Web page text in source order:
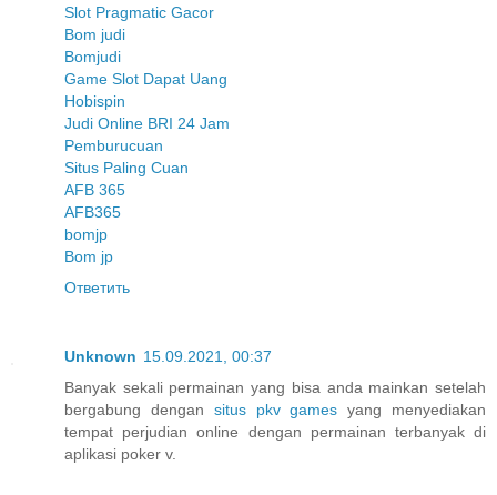
Slot Pragmatic Gacor
Bom judi
Bomjudi
Game Slot Dapat Uang
Hobispin
Judi Online BRI 24 Jam
Pemburucuan
Situs Paling Cuan
AFB 365
AFB365
bomjp
Bom jp
Ответить
Unknown 15.09.2021, 00:37
Banyak sekali permainan yang bisa anda mainkan setelah
bergabung dengan situs pkv games yang menyediakan
tempat perjudian online dengan permainan terbanyak di
aplikasi poker v.